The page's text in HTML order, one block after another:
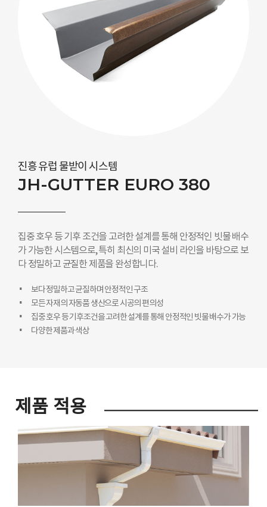
진흥 유럽 물받이 시스템
JH-GUTTER EURO 380
집중 호우 등 기후 조건을 고려한 설계를 통해 안정적인 빗물 배수
가 가능한 시스템으로, 특히 최신의 미국 설비 라인을 바탕으로 보
다 정밀하고 균질한 제품을 완성합니다.
보다 정밀하고 균질하며 안정적인 구조
모든 자재의 자동품 생산으로 시공의 편의성
집중 호우 등 기후조건을 고려한 설계를 통해 안정적인 빗물 배수가 가능
다양한 제품과 색상
제품 적용